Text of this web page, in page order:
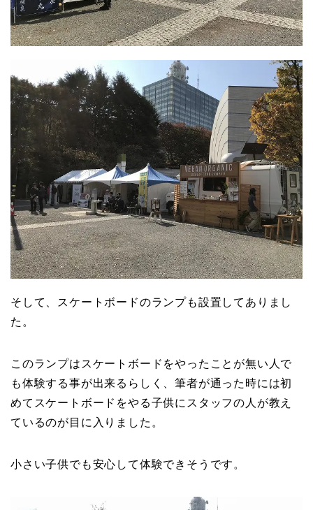
そして、スケートボードのランプも設置してありまし
た。
このランプはスケートボードをやったことが無い人で
も体験する事が出来るらしく、筆者が通った時には初
めてスケートボードをやる子供にスタッフの人が教え
ているのが目に入りました。
小さい子供でも安心して体験できそうです。